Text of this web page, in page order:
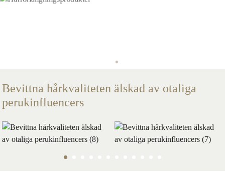
Bevittna hårkvaliteten älskad av otaliga
perukinfluencers